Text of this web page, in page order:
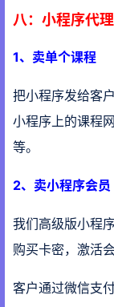
八：小程序代
1、卖单个课程
把小程序发给客
小程序上的课程
等。
2、卖小程序会员
我们高级版小程
购买卡密，激活会
客户通过微信支